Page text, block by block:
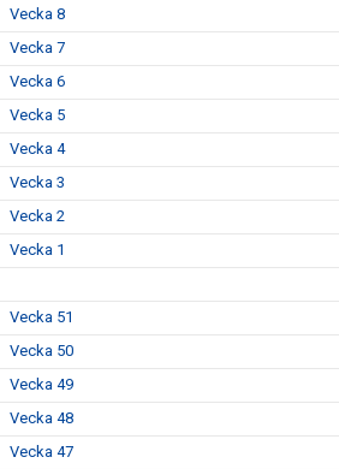
Vecka 8
Vecka 7
Vecka 6
Vecka 5
Vecka 4
Vecka 3
Vecka 2
Vecka 1
Vecka 51
Vecka 50
Vecka 49
Vecka 48
Vecka 47